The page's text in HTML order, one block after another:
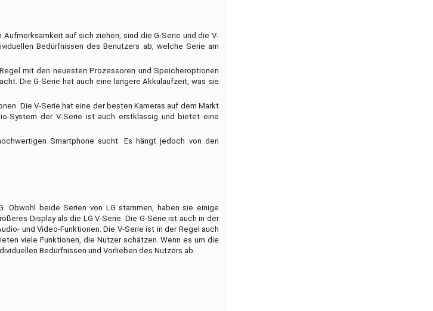
auf sich ziehen, sind die G-Serie und die V-
Bedürfnissen des Benutzers ab, welche Serie am
mit den neuesten Prozessoren und Speicheroptionen
Die G-Serie hat auch eine längere Akkulaufzeit, was sie
Die V-Serie hat eine der besten Kameras auf dem Markt
System der V-Serie ist auch erstklassig und bietet eine
Smartphone sucht. Es hängt jedoch von den
Obwohl beide Serien von LG stammen, haben sie einige
Display als die LG V-Serie. Die G-Serie ist auch in der
und Video-Funktionen. Die V-Serie ist in der Regel auch
viele Funktionen, die Nutzer schätzen. Wenn es um die
Bedürfnissen und Vorlieben des Nutzers ab.